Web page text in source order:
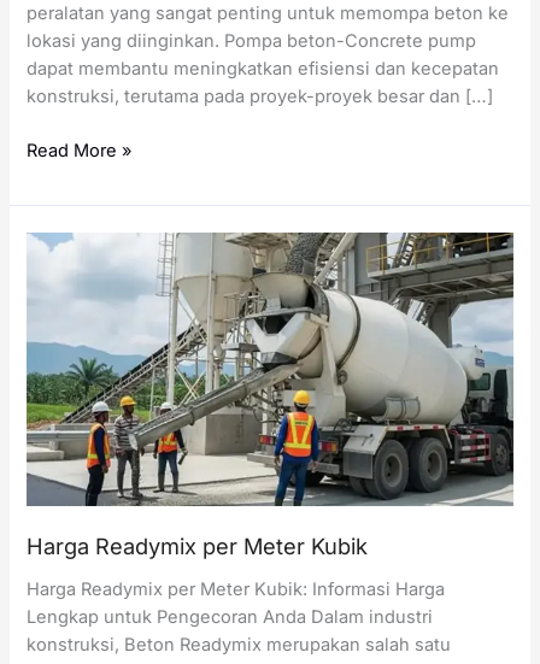
peralatan yang sangat penting untuk memompa beton ke
lokasi yang diinginkan. Pompa beton-Concrete pump
dapat membantu meningkatkan efisiensi dan kecepatan
konstruksi, terutama pada proyek-proyek besar dan […]
Harga
Pompa
Beton
Hari
Read More »
Harga Readymix per Meter Kubik
Harga Readymix per Meter Kubik: Informasi Harga
Lengkap untuk Pengecoran Anda Dalam industri
konstruksi, Beton Readymix merupakan salah satu